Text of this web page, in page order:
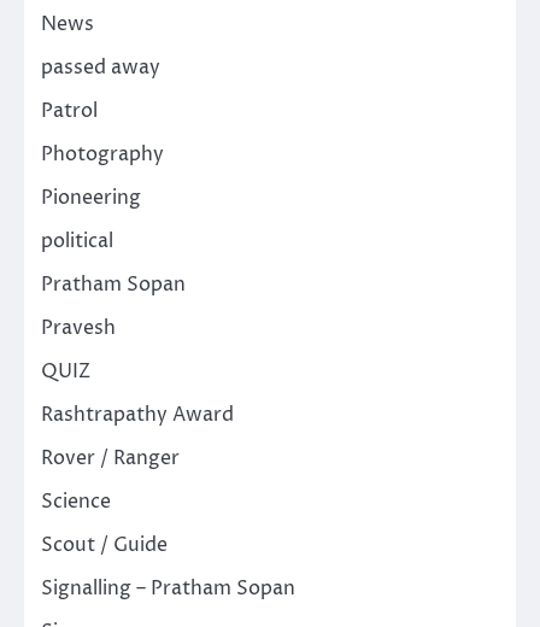
News
passed away
Patrol
Photography
Pioneering
political
Pratham Sopan
Pravesh
QUIZ
Rashtrapathy Award
Rover / Ranger
Science
Scout / Guide
Signalling – Pratham Sopan